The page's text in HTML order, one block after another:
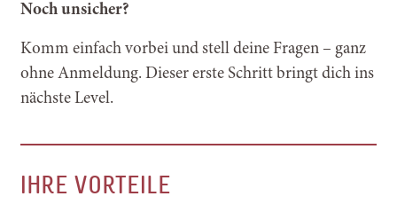
Noch unsicher?
Komm einfach vorbei und stell deine Fragen – ganz
ohne Anmeldung. Dieser erste Schritt bringt dich ins
nächste Level.
IHRE VORTEILE